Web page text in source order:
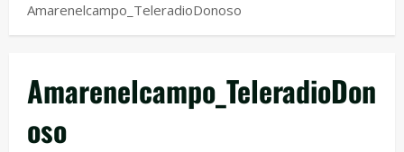
Amarenelcampo_TeleradioDonoso
Amarenelcampo_TeleradioDon
oso